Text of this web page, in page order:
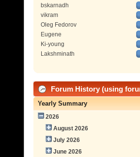
bskarnadh
vikram
Oleg Fedorov
Eugene
Ki-young
Lakshminath
Forum History (using
Yearly Summary
2026
August 2026
July 2026
June 2026